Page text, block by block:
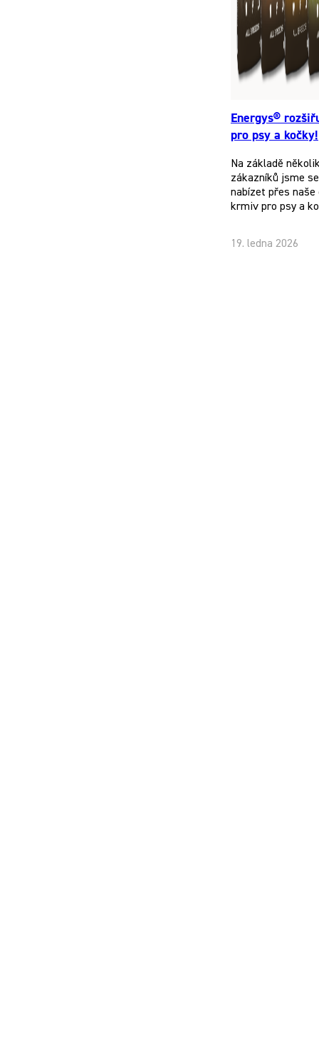
Energys®
pro psy a kočky!
Na základě
zákazníků jsme
nabízet přes
krmiv pro psy a
19. ledna 2026